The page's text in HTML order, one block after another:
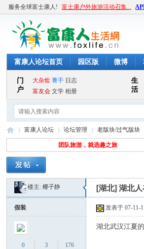
服务全球富士康人! 富士康户外旅游活动召集...
富康人论坛首页 园区版 微博
富 »
富康人论坛 论坛管理 老版块/过气版块
团队旅游，就选趣之旅
楼主:椰子静 [湖北]湖北
假装
0
3
176
发表于 07-11-
湖北武汉江夏